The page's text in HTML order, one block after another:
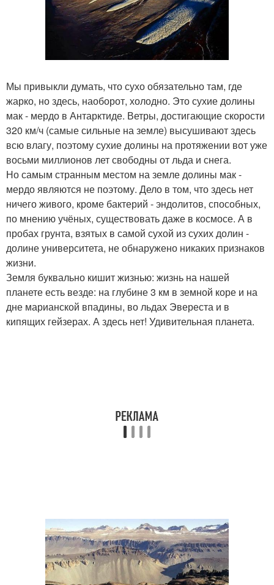
Мы привыкли думать, что сухо обязательно там, где
жарко, но здесь, наоборот, холодно. Это сухие долины
мак - мердо в Антарктиде. Ветры, достигающие скорости
320 км/ч (самые сильные на земле) высушивают здесь
всю влагу, поэтому сухие долины на протяжении вот уже
восьми миллионов лет свободны от льда и снега.
Но самым странным местом на земле долины мак -
мердо являются не поэтому. Дело в том, что здесь нет
ничего живого, кроме бактерий - эндолитов, способных,
по мнению учёных, существовать даже в космосе. А в
пробах грунта, взятых в самой сухой из сухих долин -
долине университета, не обнаружено никаких признаков
жизни.
Земля буквально кишит жизнью: жизнь на нашей
планете есть везде: на глубине 3 км в земной коре и на
дне марианской впадины, во льдах Эвереста и в
кипящих гейзерах. А здесь нет! Удивительная планета.